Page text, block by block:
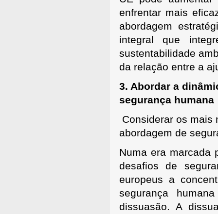
enfrentar mais
abordagem
integral que
sustentabilidade
da relação entre a
3. Abordar a
segurança humana
Considerar os mais
abordagem de
Numa era marcada
desafios de
europeus a
segurança
dissuasão. A